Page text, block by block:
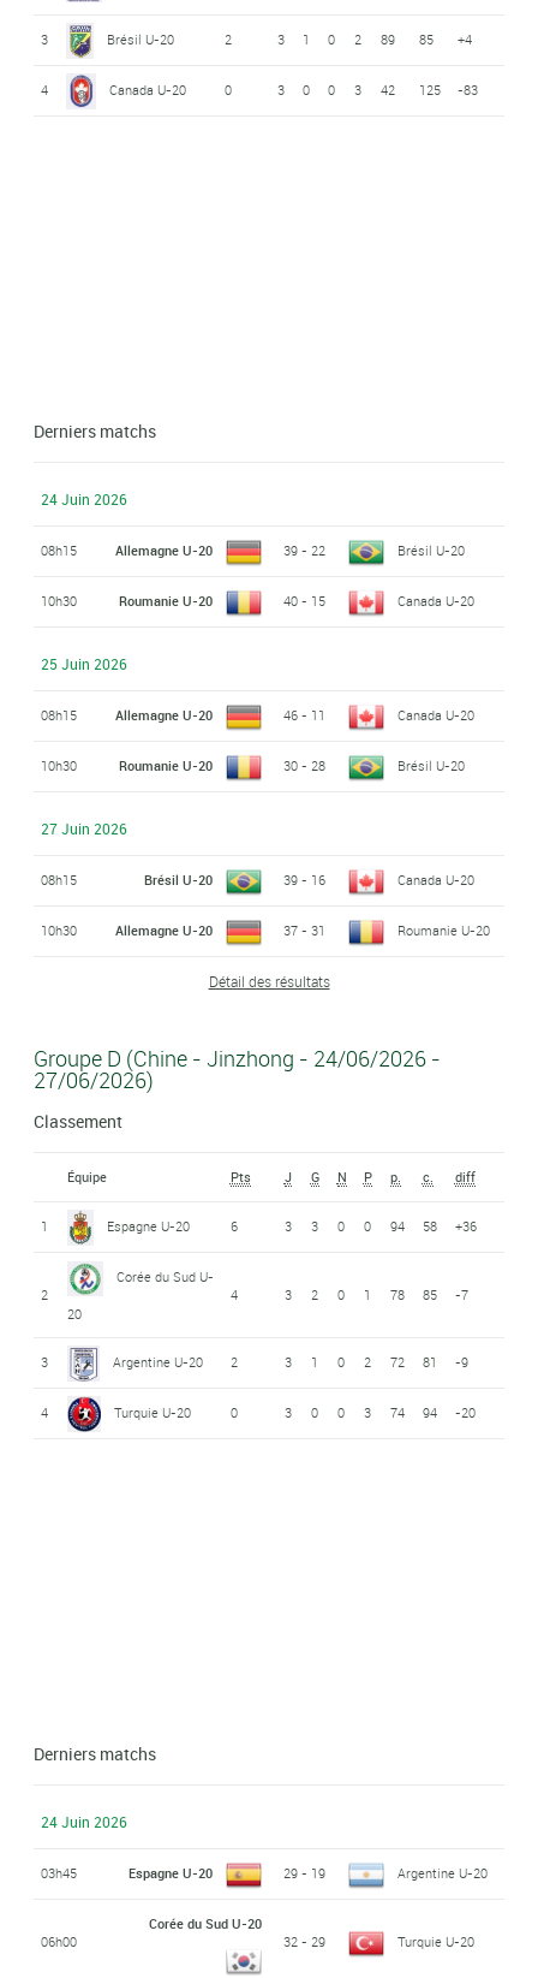
3 Brésil U-20 2 3 1 0 2 89 85 +4
4 Canada U-20 0 3 0 0 3 42 125 -83
Derniers matchs
24 Juin 2026
08h15 Allemagne U-20 39 - 22 Brésil U-20
10h30 Roumanie U-20 40 - 15 Canada U-20
25 Juin 2026
08h15 Allemagne U-20 46 - 11 Canada U-20
10h30 Roumanie U-20 30 - 28 Brésil U-20
27 Juin 2026
08h15 Brésil U-20 39 - 16 Canada U-20
10h30 Allemagne U-20 37 - 31 Roumanie U-20
Détail des résultats
Groupe D (Chine - Jinzhong - 24/06/2026 -
27/06/2026)
Classement
Équipe Pts J G N P p. c. diff
1 Espagne U-20 6 3 3 0 0 94 58 +36
2
Corée du Sud U-
20
4 3 2 0 1 78 85 -7
3 Argentine U-20 2 3 1 0 2 72 81 -9
4 Turquie U-20 0 3 0 0 3 74 94 -20
Derniers matchs
24 Juin 2026
03h45 Espagne U-20 29 - 19 Argentine U-20
06h00
Corée du Sud U-20
32 - 29
Turquie U-20